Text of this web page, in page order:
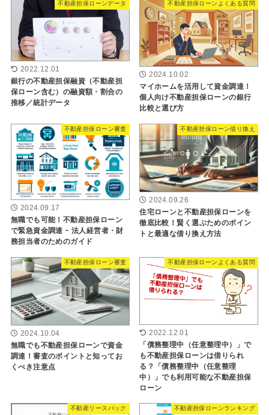
不動産担保ローンデータ
2022.12.01
銀行の不動産担保融資（不動産担
保ローン含む）の融資額・割合の
推移／統計データ
不動産担保ローンよくある質問
2024.10.02
マイホームを活用して資金調達！
個人向け不動産担保ローンの銀行
比較と選び方
不動産担保ローン審査
2024.09.17
無職でも可能！不動産担保ローン
で緊急資金調達 – 法人経営者・財
務担当者のためのガイド
不動産担保ローン借り換え
2024.09.26
住宅ローンと不動産担保ローンを
徹底比較！賢く選ぶためのポイン
トと最適な借り換え方法
不動産担保ローン審査
2024.10.04
無職でも不動産担保ローンで資金
調達！審査のポイントと知ってお
くべき注意点
不動産担保ローンよくある質問
2022.12.01
「債務整理中（任意整理中）」で
も不動産担保ローンは借りられ
る？「債務整理中（任意整理
中）」でも利用可能な不動産担保
ローン
不動産リースバック 不動産担保ローンランキング